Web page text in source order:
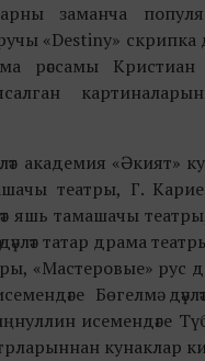
заманча
«Destiny»
рәссамы Кристиан
академия «Әкият»
театры, Г.
яшь тамашачы
татар драма
«Мастеровые» рус
Бөгелмә
исемендәге
кунаклар